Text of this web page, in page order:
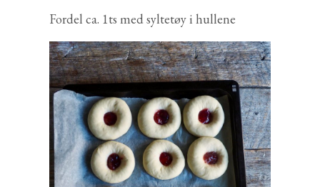
Fordel ca. 1ts med syltetøy i hullene